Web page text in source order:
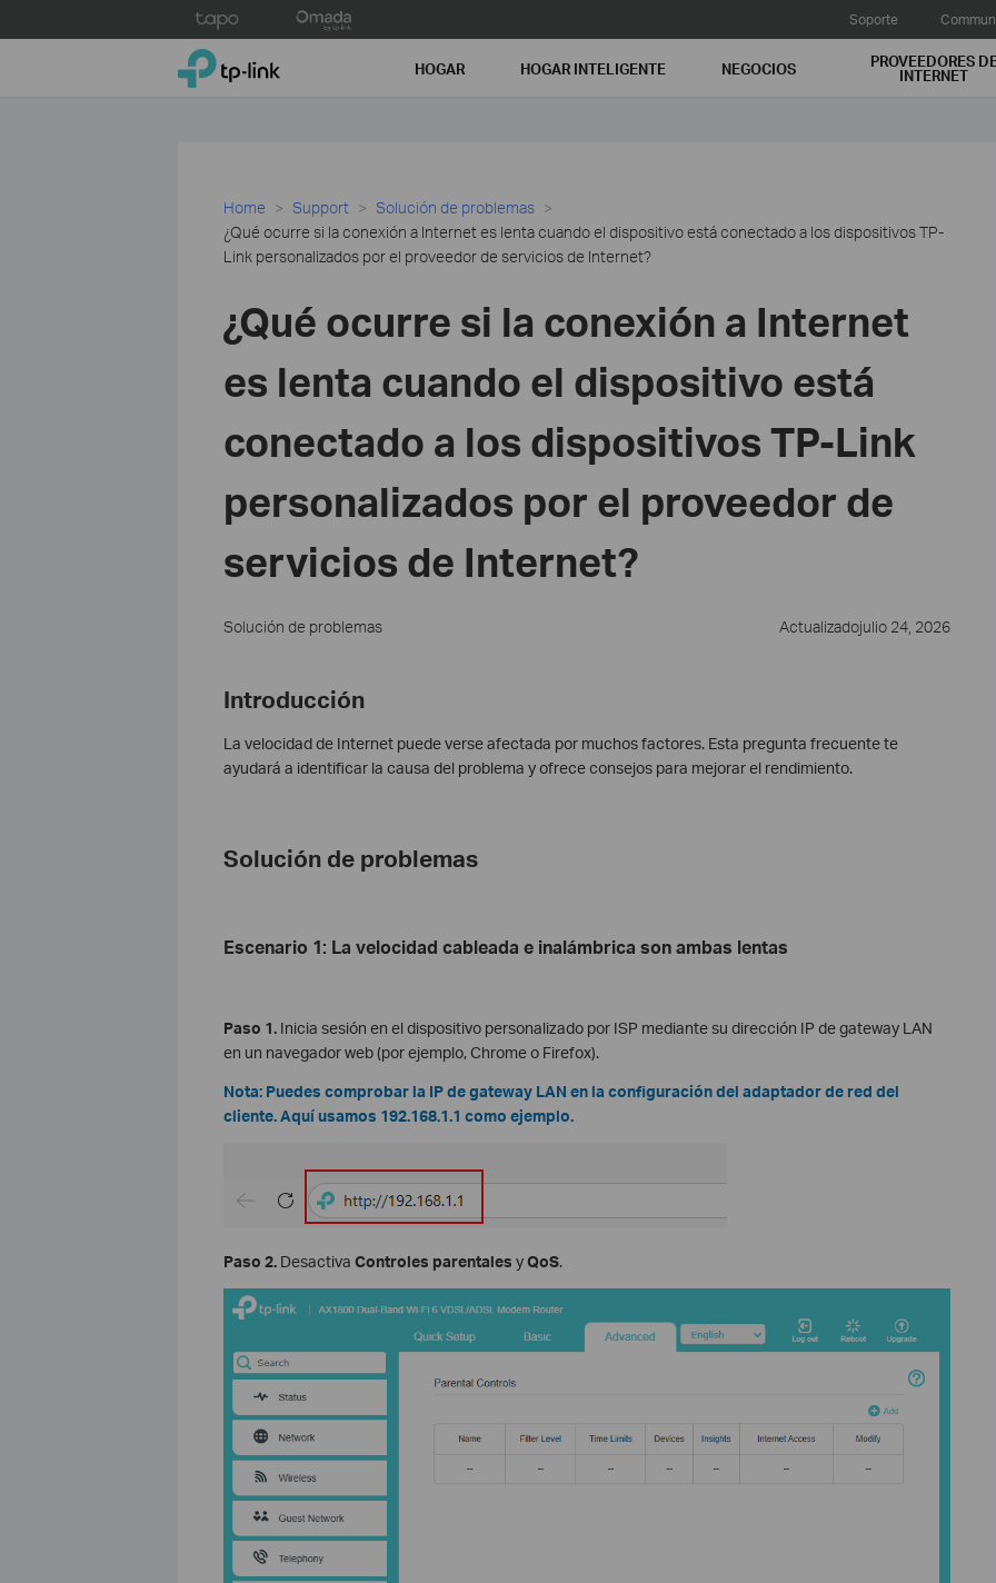
to
Soporte
TP-Link, Reliably Smart HOGAR HOGAR INTELIGENTE NEGOCIOS PROVEEDORES
INTERNET
Home Support
Solución de problemas
¿Qué ocurre si la conexión a Internet es lenta cuando el dispositivo está conectado a los dispositivos TP-
Link personalizados por el proveedor de servicios de Internet?
¿Qué ocurre si la conexión a Internet
es lenta cuando el dispositivo está
conectado a los dispositivos TP-Link
personalizados por el proveedor de
servicios de Internet?
Solución de problemas Actualizadojulio 24, 2026
Introducción
La velocidad de Internet puede verse afectada por muchos factores. Esta pregunta frecuente te
ayudará a identificar la causa del problema y ofrece consejos para mejorar el rendimiento.
Solución de problemas
Escenario 1: La velocidad cableada e inalámbrica son ambas lentas
Paso 1. Inicia sesión en el dispositivo personalizado por ISP mediante su dirección IP de gateway LAN
en un navegador web (por ejemplo, Chrome o Firefox).
Nota: Puedes comprobar la IP de gateway LAN en la configuración del adaptador de red del
cliente. Aquí usamos 192.168.1.1 como ejemplo.
Paso 2. Desactiva Controles parentales yQoS.